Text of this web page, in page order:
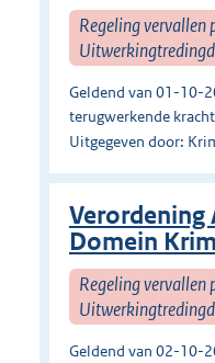
Regeling
Geldend van 01-10-
terugwerkende
Uitgegeven door:
Verordening
Domein
Regeling
Geldend van 02-10-